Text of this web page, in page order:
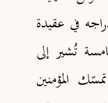
في عقيدة
تُشير إلى
المؤمنين